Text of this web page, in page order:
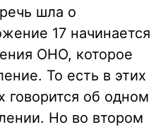
шла о
17 начинается
ОНО, которое
То есть в этих
говорится об одном
Но во втором